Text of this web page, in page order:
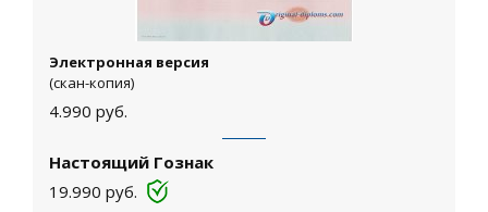
Электронная версия
(скан-копия)
4.990 руб.
Настоящий Гознак
19.990 руб.